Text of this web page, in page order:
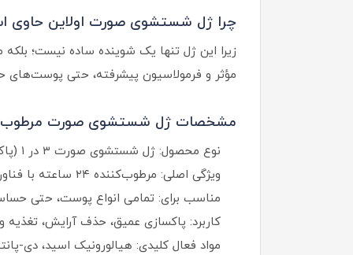
چرا ژل شستشوی صورت اولاین حاوی
زیرا این ژل تنها یک شوینده ساده نیست؛
مؤثر و فرمولاسیون پیشرفته، حتی پوست‌های
مشخصات ژل شستشوی صورت
نوع محصول: ژل شستشوی صورت ۳ در ۱ (پاک‌ کننده، مرطوب‌ کننده، تسکین‌ دهنده)
ویژگی اصلی: مرطوب‌کننده ۲۴ ساعته با فناوری سه‌بعدی Aquaxyl Hydro Concept
مناسب برای: تمامی انواع پوست، حتی
کاربرد: پاکسازی عمیق، حذف آرایش،
مواد فعال کلیدی: هیالورونیک اسید، دی-